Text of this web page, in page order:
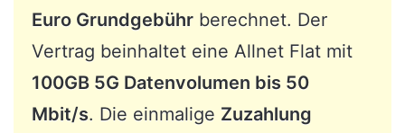
Euro Grundgebühr berechnet. Der
Vertrag beinhaltet eine Allnet Flat mit
100GB 5G Datenvolumen bis 50
Mbit/s. Die einmalige Zuzahlung